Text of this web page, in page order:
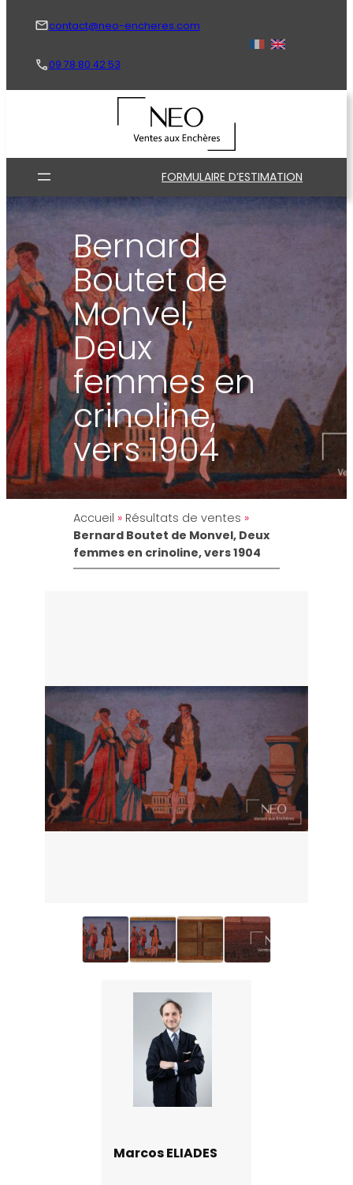
contact@neo-encheres.com
09 78 80 42 53
FORMULAIRE D’ESTIMATION
Bernard
Boutet de
Monvel,
Deux
femmes en
crinoline,
vers 1904
Accueil » Résultats de ventes »
Bernard Boutet de Monvel, Deux
femmes en crinoline, vers 1904
Marcos ELIADES